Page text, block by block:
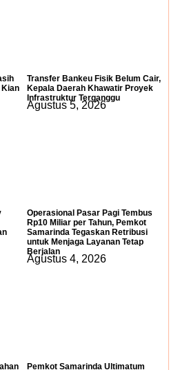
Kian
Transfer Bankeu Fisik Belum Cair,
Kepala Daerah Khawatir Proyek
Infrastruktur Terganggu
Agustus 5, 2026
Operasional Pasar Pagi Tembus
Rp10 Miliar per Tahun, Pemkot
Samarinda Tegaskan Retribusi
untuk Menjaga Layanan Tetap
Berjalan
Agustus 4, 2026
Pemkot Samarinda Ultimatum